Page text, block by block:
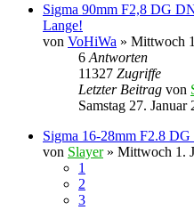
Sigma 90mm F2,8 DG
Lange!
von VoHiWa » Mittwoch
6 Antworten
11327 Zugriffe
Letzter Beitrag von
Samstag 27. Januar
Sigma 16-28mm F2.8
von Slayer» Mittwoch 1.
1
2
3